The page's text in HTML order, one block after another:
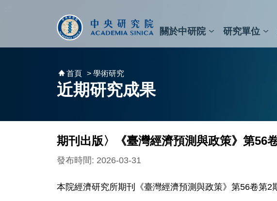
關於中研院 研究單位
首頁 > 學術研究
近期研究成果
期刊出版〉《臺灣經濟預測與政策》第56
發布時間: 2026-03-31
本院經濟研究所期刊《臺灣經濟預測與政策》第56卷第2